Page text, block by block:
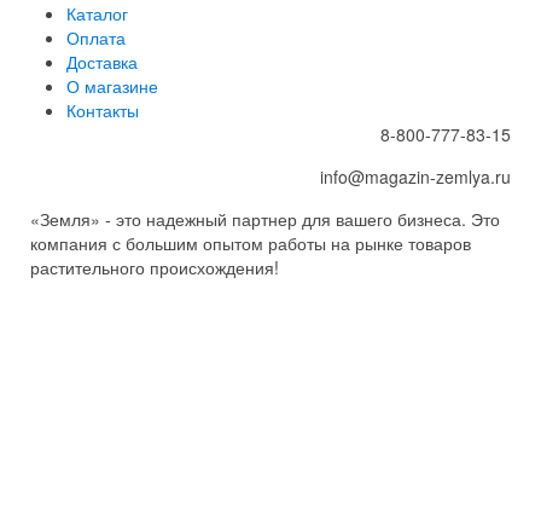
Каталог
Оплата
Доставка
О магазине
Контакты
8-800-777-83-15
info@magazin-zemlya.ru
«Земля» - это надежный партнер для вашего бизнеса. Это
компания с большим опытом работы на рынке товаров
растительного происхождения!